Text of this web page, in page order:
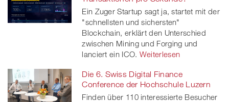
Ein Zuger Startup sagt ja, startet mit der
"schnellsten und sichersten"
Blockchain, erklärt den Unterschied
zwischen Mining und Forging und
lanciert ein ICO. Weiterlesen
Die 6. Swiss Digital Finance
Conference der Hochschule Luzern
Finden über 110 interessierte Besucher